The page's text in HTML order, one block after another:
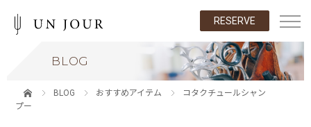
RESERVE
BLOG
BLOG おすすめアイテム
コタクチュールシャン
プー